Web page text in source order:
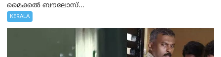
മൈക്കൽ ബൗലോസ്...
KERALA